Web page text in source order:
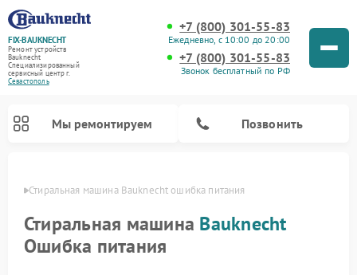
FIX-BAUKNECHT
Ремонт устройств
Bauknecht
Специализированный
cервисный центр г.
Севастополь
+7 (800) 301-55-83
Ежедневно, с 10:00 до 20:00
+7 (800) 301-55-83
Звонок бесплатный по РФ
Мы ремонтируем Позвонить
Стиральная машина Bauknecht ошибка питания
Стиральная машина Bauknecht
Ошибка питания